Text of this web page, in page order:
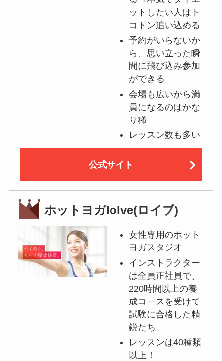
ットしたい人はト
コトン追い込める
予約がいらないか
ら、思い立った瞬
間に飛び込み参加
ができる
会場も広いから満
員になるのはかな
り稀
レッスン数も多い
公式サイト
ホットヨガloIve(ロイブ)
女性専用のホット
ヨガスタジオ
インストラクター
は全員正社員で、
220時間以上の養
成コースを受けて
試験に合格した精
鋭たち
レッスンは40種類
以上！